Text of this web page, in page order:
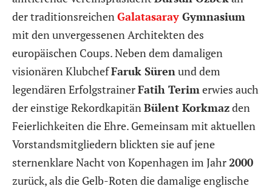
der traditionsreichenGalatasaray Gymnasium
mit den unvergessenen Architekten des
europäischen Coups. Neben dem damaligen
visionären KlubchefFaruk Sürenund dem
legendären ErfolgstrainerFatih Terimerwies auch
der einstige RekordkapitänBülent Korkmazden
Feierlichkeiten die Ehre. Gemeinsam mit aktuellen
Vorstandsmitgliedern blickten sie auf jene
sternenklare Nacht von Kopenhagen im Jahr2000
zurück, als die Gelb-Roten die damalige englische